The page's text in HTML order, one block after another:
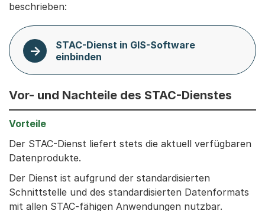
beschrieben:
STAC-Dienst in GIS-Software
einbinden
Vor- und Nachteile des STAC-Dienstes
Der STAC-Dienst liefert stets die aktuell verfügbaren
Datenprodukte.
Der Dienst ist aufgrund der standardisierten
Schnittstelle und des standardisierten Datenformats
mit allen STAC-fähigen Anwendungen nutzbar.